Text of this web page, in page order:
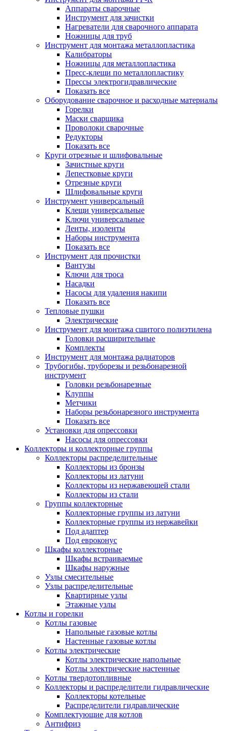
Аппараты сварочные
Инструмент для зачистки
Нагреватели для сварочного аппарата
Ножницы для труб
Инструмент для монтажа металлопластика
Калибраторы
Ножницы для металлопластика
Пресс-клещи по металлопластику
Прессы электрогидравлические
Показать все
Оборудование сварочное и расходные материалы
Горелки
Маски сварщика
Проволоки сварочные
Редукторы
Показать все
Круги отрезные и шлифовальные
Зачистные круги
Лепестковые круги
Отрезные круги
Шлифовальные круги
Инструмент универсальный
Клещи универсальные
Ключи универсальные
Ленты, изоленты
Наборы инструмента
Показать все
Инструмент для прочистки
Вантузы
Ключи для троса
Насадки
Насосы для удаления накипи
Показать все
Тепловые пушки
Электрические
Инструмент для монтажа сшитого полиэтилена
Головки расширительные
Комплекты
Инструмент для монтажа радиаторов
Трубогибы, труборезы и резьбонарезной
инструмент
Головки резьбонарезные
Клуппы
Метчики
Наборы резьбонарезного инструмента
Показать все
Установки для опрессовки
Насосы для опрессовки
Коллекторы и коллекторные группы
Коллекторы распределительные
Коллекторы из бронзы
Коллекторы из латуни
Коллекторы из нержавеющей стали
Коллекторы из стали
Группы коллекторные
Коллекторные группы из латуни
Коллекторные группы из нержавейки
Под адаптер
Под евроконус
Шкафы коллекторные
Шкафы встраиваемые
Шкафы наружные
Узлы смесительные
Узлы распределительные
Квартирные узлы
Этажные узлы
Котлы и горелки
Котлы газовые
Напольные газовые котлы
Настенные газовые котлы
Котлы электрические
Котлы электрические напольные
Котлы электрические настенные
Котлы твердотопливные
Коллекторы и распределители гидравлические
Коллекторы котельные
Распределители гидравлические
Комплектующие для котлов
Антифриз